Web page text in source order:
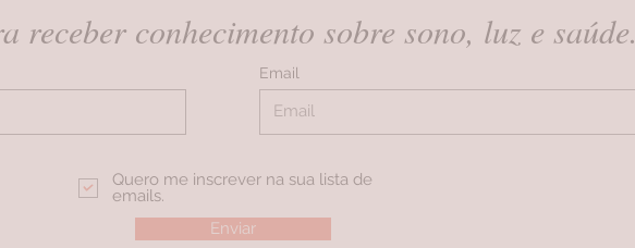
receber conhecimento sobre sono, luz e saúde.
Email
Quero me inscrever na sua lista de
emails.
Enviar